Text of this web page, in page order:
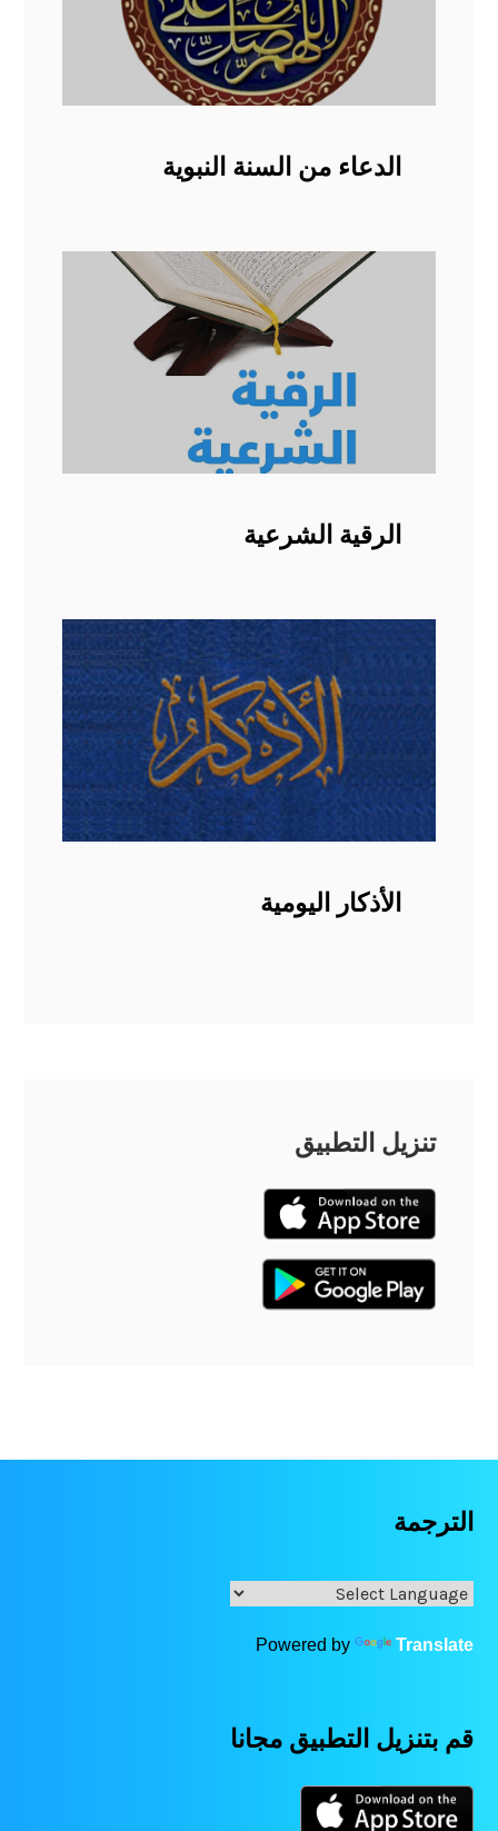
الدعاء من السنة النبوية
الرقية الشرعية
الأذكار اليومية
تنزيل التطبيق
الترجمة
Powered by Translate
قم بتنزيل التطبيق مجانا